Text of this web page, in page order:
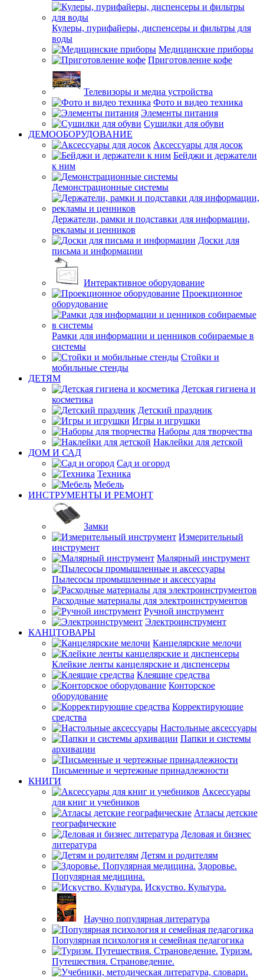
Кулеры, пурифайеры, диспенсеры и фильтры для
воды
Медицинские приборы
Приготовление кофе
Телевизоры и медиа устройства
Фото и видео техника
Элементы питания
Сушилки для обуви
ДЕМООБОРУДОВАНИЕ
Аксессуары для досок
Бейджи и держатели
к ним
Демонстрационные системы
Держатели, рамки и подставки для информации,
рекламы и ценников
Доски для
письма и информации
Интерактивное оборудование
Проекционное
оборудование
Рамки для информации и ценников собираемые в
системы
Стойки и
мобильные стенды
ДЕТЯМ
Детская гигиена и
косметика
Детский праздник
Игры и игрушки
Наборы для творчества
Наклейки для детской
ДОМ И САД
Сад и огород
Техника
Мебель
ИНСТРУМЕНТЫ И РЕМОНТ
Замки
Измерительный
инструмент
Малярный инструмент
Пылесосы промышленные и аксессуары
Расходные материалы для электроинструментов
Ручной инструмент
Электроинструмент
КАНЦТОВАРЫ
Канцелярские мелочи
Клейкие ленты канцелярские и диспенсеры
Клеящие средства
Конторское
оборудование
Корректирующие
средства
Настольные аксессуары
Папки и системы
архивации
Письменные и чертежные принадлежности
КНИГИ
Аксессуары
для книг и учебников
Атласы детские
географические
Деловая и бизнес
литература
Детям и родителям
Здоровье.
Популярная медицина.
Искуство. Культура.
Научно популярная литература
Популярная психология и семейная педагогика
Туризм.
Путешествия. Страноведение.